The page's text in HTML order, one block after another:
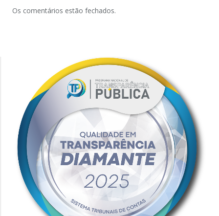
Os comentários estão fechados.